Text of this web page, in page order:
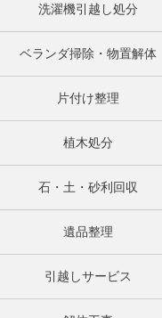
洗濯機引越し処分
ベランダ掃除・物置解体
片付け整理
植木処分
石・土・砂利回収
遺品整理
引越しサービス